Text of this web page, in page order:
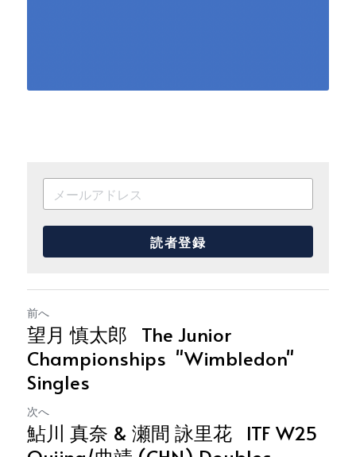
読者登録
前へ
望月 慎太郎 The Junior
Championships "Wimbledon"
Singles
次へ
鮎川 真奈 & 瀬間 詠里花 ITF W25